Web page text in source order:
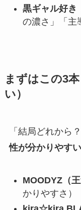
黒ギャル好き
の濃さ」「主
まずはこの3
い）
「結局どれから
性が分かりやすい
MOODYZ（王
かりやすさ）